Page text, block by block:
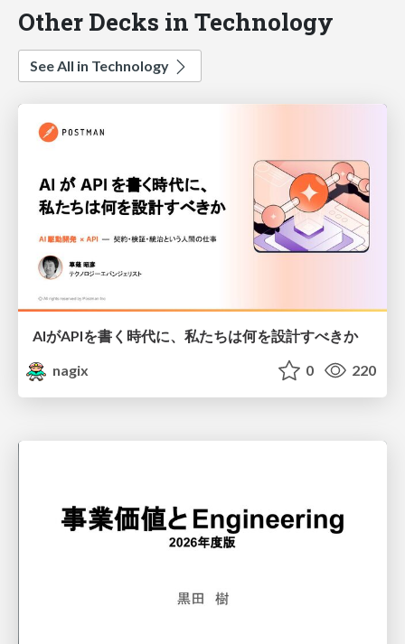
Other Decks in Technology
See All in Technology
AIがAPIを書く時代に、私たちは何を設計すべきか
nagix
0 220